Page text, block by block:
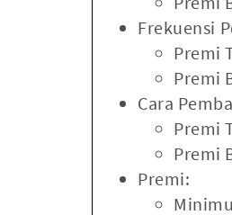
Frekuensi
Premi
Premi
Cara
Premi
Premi
Premi: